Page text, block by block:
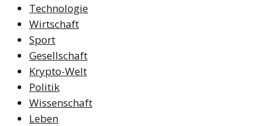
Technologie
Wirtschaft
Sport
Gesellschaft
Krypto-Welt
Politik
Wissenschaft
Leben